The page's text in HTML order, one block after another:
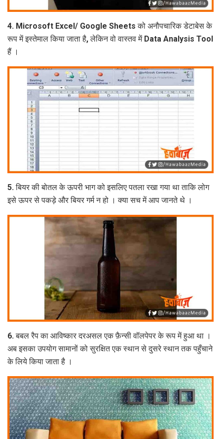
4. Microsoft Excel/ Google Sheets को अनौपचारिक डेटाबेस के
रूप में इस्तेमाल किया जाता है, लेकिन वो वास्तव में Data Analysis Tool
हैं ।
5. बियर की बोतल के ऊपरी भाग को इसलिए पतला रखा गया था ताकि लोग
इसे ऊपर से पकड़े और बियर गर्म न हो । क्‍या सच में आप जानते थे ।
6. बबल रैप का आविष्कार दरअसल एक फ़ैन्सी वॉलपेपर के रूप में हुआ था ।
अब इसका उपयोग सामानों को सुरक्षि‍त एक स्‍थान से दुसरे स्‍थान तक पहुँचाने
के लिये किया जाता है ।